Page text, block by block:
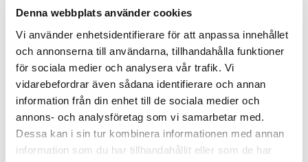
Denna webbplats använder cookies
Vi använder enhetsidentifierare för att anpassa innehållet
och annonserna till användarna, tillhandahålla funktioner
för sociala medier och analysera vår trafik. Vi
vidarebefordrar även sådana identifierare och annan
information från din enhet till de sociala medier och
annons- och analysföretag som vi samarbetar med.
Dessa kan i sin tur kombinera informationen med annan
information som du har tillhandahållit eller som de har
reglar med dubbelgips..
Levereras alltid i 21-höjd. Vid lägre dörrar (ex
20-höjd) kapas karmen till lämplig höjd i
Skjutdörrskarm finns i obehandlat, klarlackat,
betsat eller täckmålat utförande.
Till parskjutdörr används 2st pocketkarmar för
enkeldörr och monteras med stoppare samt